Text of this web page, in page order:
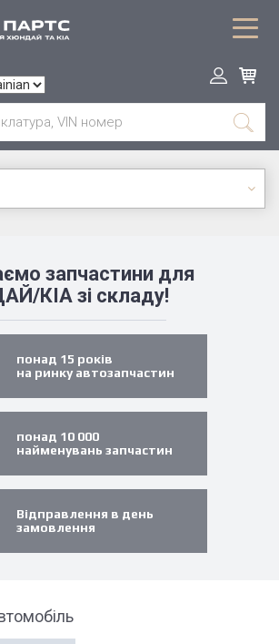
запчастини для
КІА зі складу!
понад 15 років
на ринку автозапчастин
понад 10 000
найменувань запчастин
Відправлення в день
замовлення